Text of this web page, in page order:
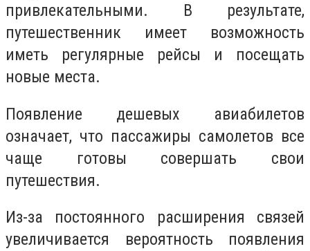
привлекательными. В результате,
путешественник имеет возможность
иметь регулярные рейсы и посещать
новые места.
Появление дешевых авиабилетов
означает, что пассажиры самолетов все
чаще готовы совершать свои
путешествия.
Из-за постоянного расширения связей
увеличивается вероятность появления